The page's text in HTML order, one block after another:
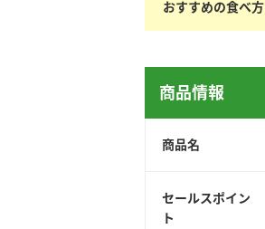
おすすめの食べ方
商品情報
商品名
セールスポイン
ト